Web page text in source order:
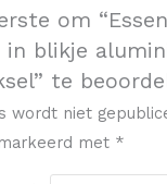
om
in blikje
te
wordt niet
met *